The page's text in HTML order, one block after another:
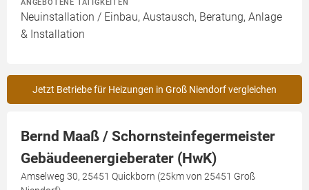
Neuinstallation / Einbau, Austausch, Beratung, Anlage
& Installation
Jetzt Betriebe für Heizungen in Groß Niendorf vergleichen
Bernd Maaß / Schornsteinfegermeister
Gebäudeenergieberater (HwK)
Amselweg 30, 25451 Quickborn (25km von 25451 Groß